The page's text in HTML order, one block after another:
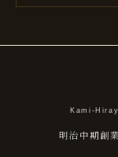
Kami-
明治中期創